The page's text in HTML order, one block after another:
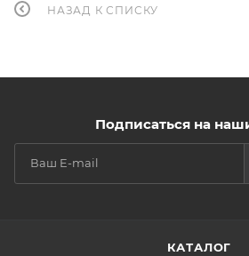
НАЗАД К СПИСКУ
Подписаться на
КАТАЛОГ